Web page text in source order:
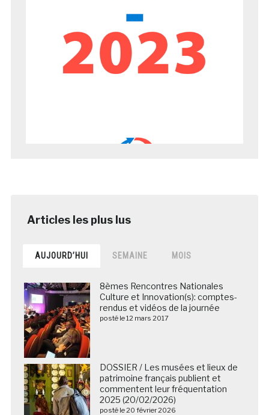
AUJOURD’HUI SEMAINE MOIS
8èmes Rencontres Nationales
Culture et Innovation(s): comptes-
rendus et vidéos de la journée
posté le 12 mars 2017
DOSSIER / Les musées et lieux de
patrimoine français publient et
commentent leur fréquentation
2025 (20/02/2026)
posté le 20 février 2026